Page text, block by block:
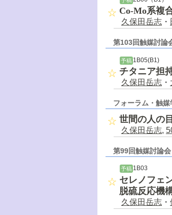
Co-Mo系複
久保田岳志 ・
第103回触媒討論
予稿1B05(B1)
チタニア担
久保田岳志 ・
フォーラム・触
世間の人の
久保田岳志,
第99回触媒討論会
予稿 1B03
セレノフェ
脱硫反応機
久保田岳志 ・